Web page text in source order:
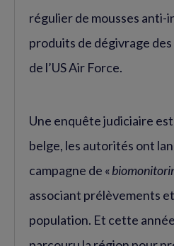
régulier de mousses anti-
produits de dégivrage des
de l’US Air Force.
Une enquête judiciaire
belge, les autorités ont
campagne de «
associant prélèvements
population. Et cette